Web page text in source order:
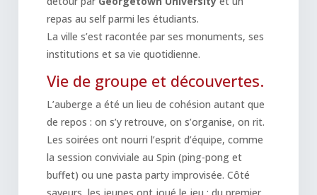
repas au self parmi les étudiants.
La ville s’est racontée par ses monuments, ses
institutions et sa vie quotidienne.
Vie de groupe et découvertes.
L’auberge a été un lieu de cohésion autant que
de repos : on s’y retrouve, on s’organise, on rit.
Les soirées ont nourri l’esprit d’équipe, comme
la session conviviale au Spin (ping-pong et
buffet) ou une pasta party improvisée. Côté